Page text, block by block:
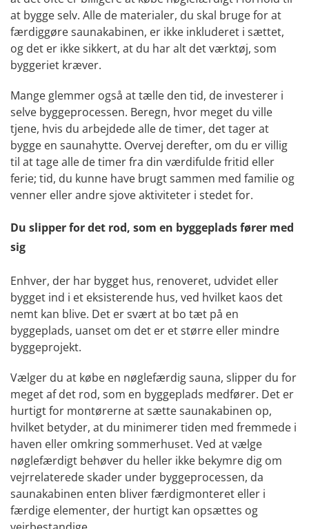
at bygge selv. Alle de materialer, du skal bruge for at
færdiggøre saunakabinen, er ikke inkluderet i sættet,
og det er ikke sikkert, at du har alt det værktøj, som
byggeriet kræver.
Mange glemmer også at tælle den tid, de investerer i
selve byggeprocessen. Beregn, hvor meget du ville
tjene, hvis du arbejdede alle de timer, det tager at
bygge en saunahytte. Overvej derefter, om du er villig
til at tage alle de timer fra din værdifulde fritid eller
ferie; tid, du kunne have brugt sammen med familie og
venner eller andre sjove aktiviteter i stedet for.
Du slipper for det rod, som en byggeplads fører med
sig
Enhver, der har bygget hus, renoveret, udvidet eller
bygget ind i et eksisterende hus, ved hvilket kaos det
nemt kan blive. Det er svært at bo tæt på en
byggeplads, uanset om det er et større eller mindre
byggeprojekt.
Vælger du at købe en nøglefærdig sauna, slipper du for
meget af det rod, som en byggeplads medfører. Det er
hurtigt for montørerne at sætte saunakabinen op,
hvilket betyder, at du minimerer tiden med fremmede i
haven eller omkring sommerhuset. Ved at vælge
nøglefærdigt behøver du heller ikke bekymre dig om
vejrrelaterede skader under byggeprocessen, da
saunakabinen enten bliver færdigmonteret eller i
færdige elementer, der hurtigt kan opsættes og